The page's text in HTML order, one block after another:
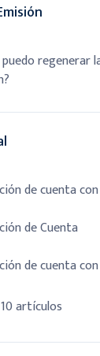
regenerar
de cuenta
de Cuenta
de cuenta
artículos